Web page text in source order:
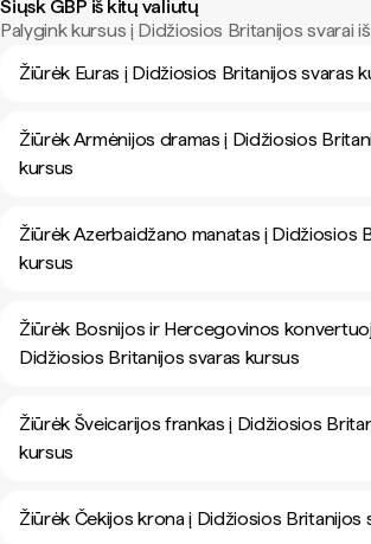
Siųsk GBP iš kitų valiutų
Palygink kursus į Didžiosios Britanijos svarai
Žiūrėk Euras į Didžiosios Britanijos svaras
Žiūrėk Armėnijos dramas į Didžiosios
kursus
Žiūrėk Azerbaidžano manatas į Didžiosios
kursus
Žiūrėk Bosnijos ir Hercegovinos
Didžiosios Britanijos svaras kursus
Žiūrėk Šveicarijos frankas į Didžiosios
kursus
Žiūrėk Čekijos krona į Didžiosios Britanijos